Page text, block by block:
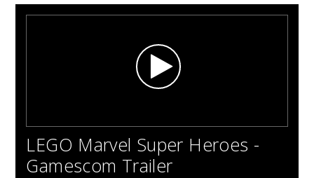
LEGO Marvel Super Heroes -
Gamescom Trailer